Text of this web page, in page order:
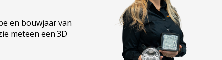
LED-lamp de radio of boordelektronica storen.
zonder storing.
en bouwjaar van
meteen een 3D